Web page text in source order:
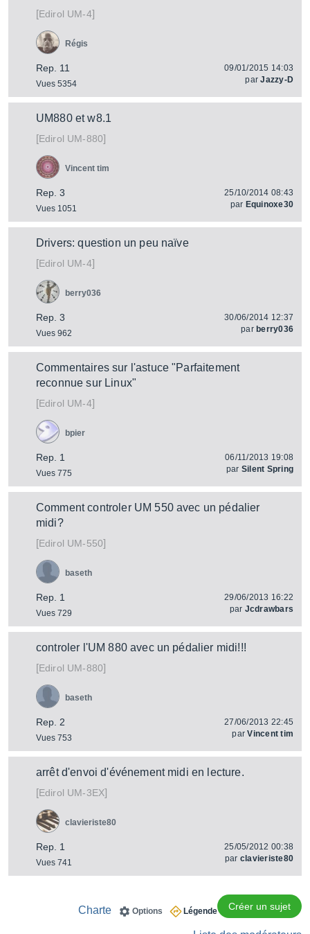
[Edirol UM-4]
Rep. 11
Vues 5354
Régis
09/01/2015 14:03
parJazzy-D
UM880 et w8.1
[Edirol UM-880]
Rep. 3
Vues 1051
Vincent tim
25/10/2014 08:43
par Equinoxe30
Drivers: question un peu naïve
[Edirol UM-4]
Rep. 3
Vues 962
berry036
30/06/2014 12:37
par berry036
Commentaires sur l'astuce "Parfaitement
reconnue sur Linux"
[Edirol UM-4]
Rep. 1
Vues 775
bpier
06/11/2013 19:08
par Silent Spring
Comment controler UM 550 avec un pédalier
midi?
[Edirol UM-550]
Rep. 1
Vues 729
baseth
29/06/2013 16:22
par Jcdrawbars
controler l'UM 880 avec un pédalier midi!!!
[Edirol UM-880]
Rep. 2
Vues 753
baseth
27/06/2013 22:45
parVincent tim
arrêt d'envoi d'événement midi en lecture.
[Edirol UM-3EX]
Rep. 1
Vues 741
clavieriste80
25/05/2012 00:38
par clavieriste80
Créer un sujet
Légende
Options
Charte